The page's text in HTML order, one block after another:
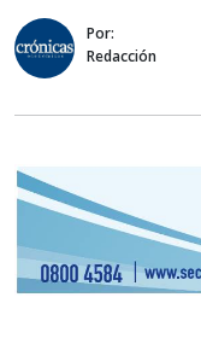
Por:
Redacción